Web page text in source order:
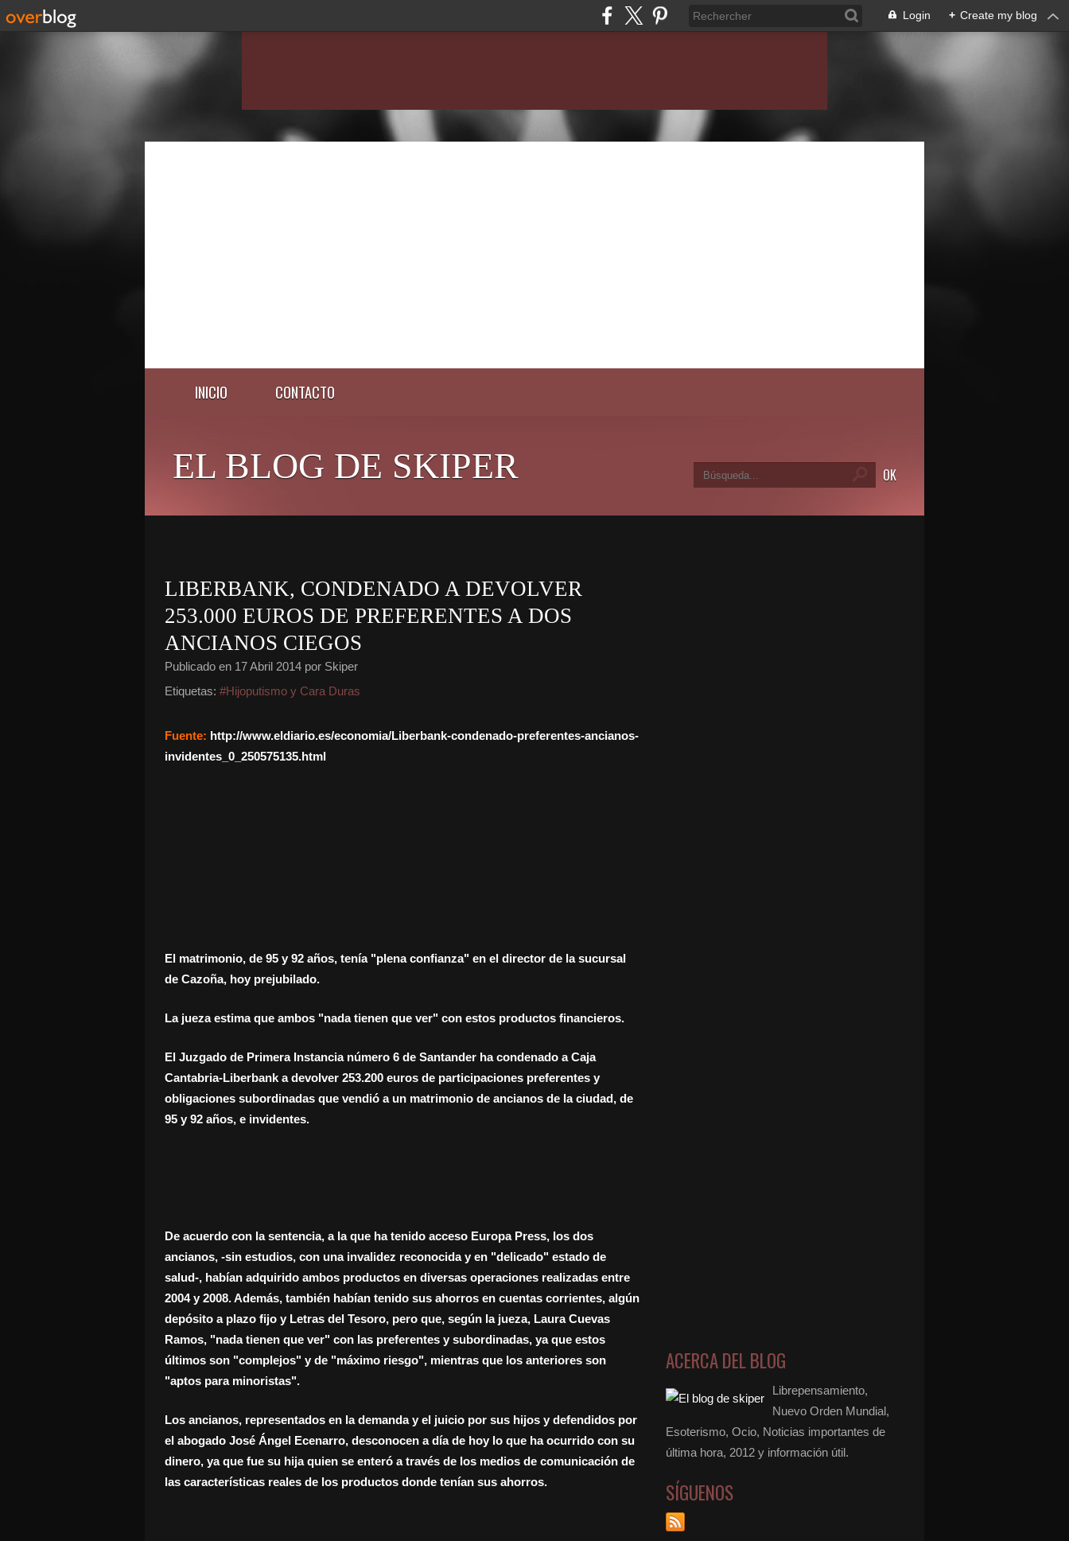
Login + Create my blog
INICIO CONTACTO
EL BLOG DE SKIPER
LIBERBANK, CONDENADO A DEVOLVER
253.000 EUROS DE PREFERENTES A DOS
ANCIANOS CIEGOS
Publicado en 17 Abril 2014 por Skiper
Etiquetas: #Hijoputismo y Cara Duras
Fuente: http://www.eldiario.es/economia/Liberbank-condenado-preferentes-ancianos-
invidentes_0_250575135.html
El matrimonio, de 95 y 92 años, tenía "plena confianza" en el director de la sucursal
de Cazoña, hoy prejubilado.
La jueza estima que ambos "nada tienen que ver" con estos productos financieros.
El Juzgado de Primera Instancia número 6 de Santander ha condenado a Caja
Cantabria-Liberbank a devolver 253.200 euros de participaciones preferentes y
obligaciones subordinadas que vendió a un matrimonio de ancianos de la ciudad, de
95 y 92 años, e invidentes.
De acuerdo con la sentencia, a la que ha tenido acceso Europa Press, los dos
ancianos, -sin estudios, con una invalidez reconocida y en "delicado" estado de
salud-, habían adquirido ambos productos en diversas operaciones realizadas entre
2004 y 2008. Además, también habían tenido sus ahorros en cuentas corrientes, algún
depósito a plazo fijo y Letras del Tesoro, pero que, según la jueza, Laura Cuevas
Ramos, "nada tienen que ver" con las preferentes y subordinadas, ya que estos
últimos son "complejos" y de "máximo riesgo", mientras que los anteriores son
"aptos para minoristas".
Los ancianos, representados en la demanda y el juicio por sus hijos y defendidos por
el abogado José Ángel Ecenarro, desconocen a día de hoy lo que ha ocurrido con su
dinero, ya que fue su hija quien se enteró a través de los medios de comunicación de
las características reales de los productos donde tenían sus ahorros.
ACERCA DEL BLOG
Librepensamiento,
Nuevo Orden Mundial,
Esoterismo, Ocio, Noticias importantes de
última hora, 2012 y información útil.
SÍGUENOS